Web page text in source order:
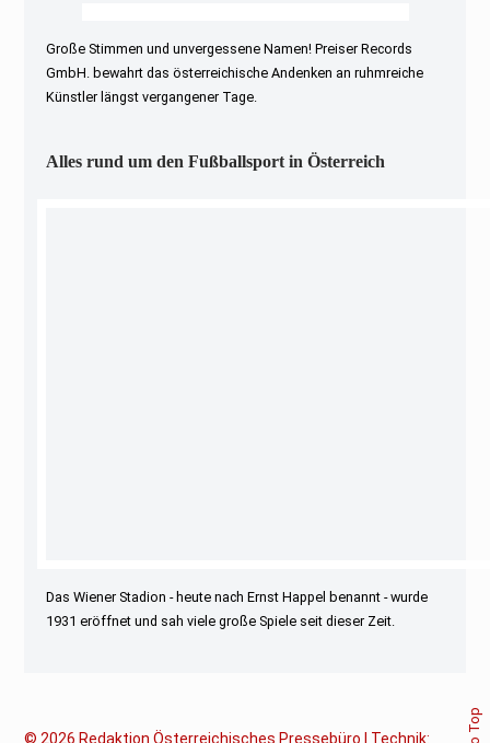
Große Stimmen und unvergessene Namen! Preiser Records
GmbH. bewahrt das österreichische Andenken an ruhmreiche
Künstler längst vergangener Tage.
Alles rund um den Fußballsport in Österreich
Das Wiener Stadion - heute nach Ernst Happel benannt - wurde
1931 eröffnet und sah viele große Spiele seit dieser Zeit.
© 2026 Redaktion Österreichisches Pressebüro | Technik: